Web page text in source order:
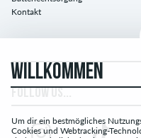
Kontakt
WILLKOMMEN
Um dir ein bestmögliches
Cookies und Webtracking-